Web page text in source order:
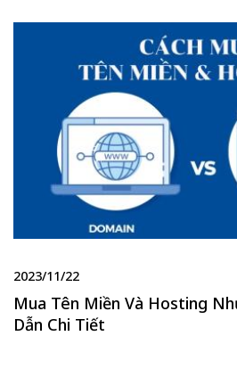
2023/11/22
Mua Tên Miền Và Hosting
Dẫn Chi Tiết